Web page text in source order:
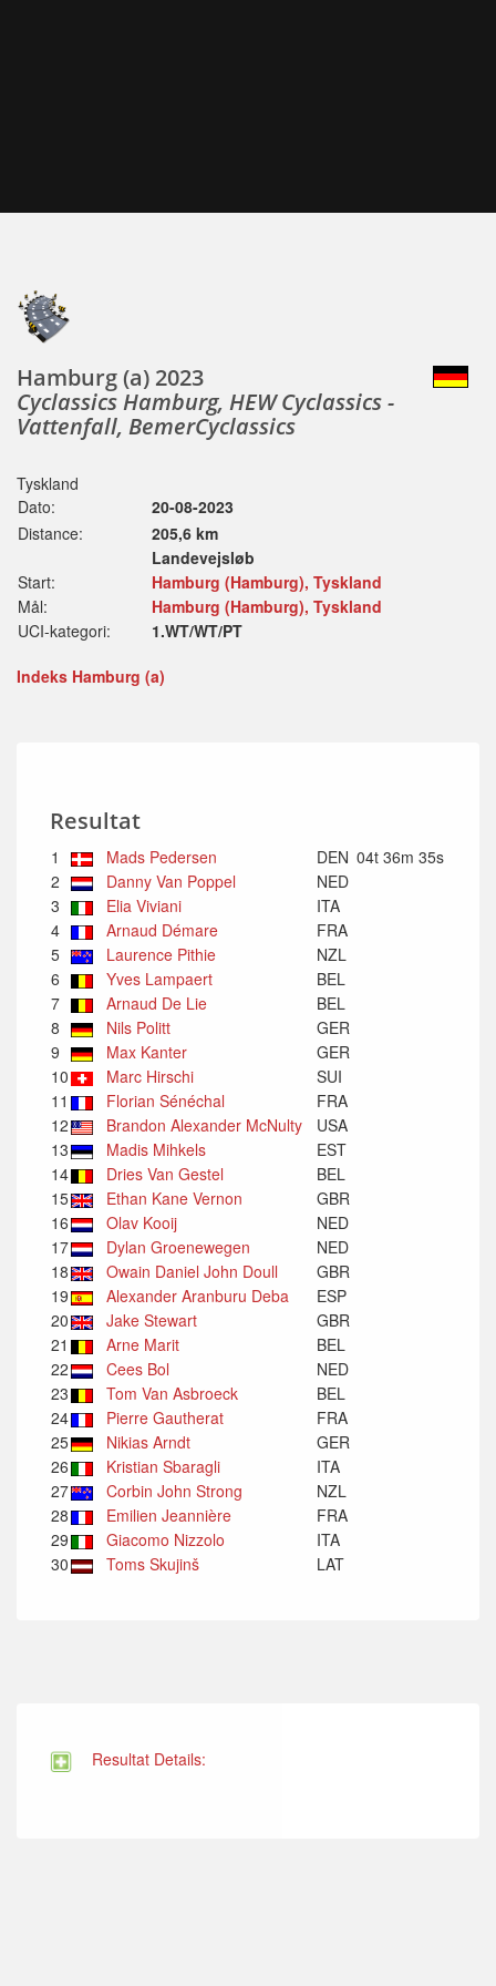
Hamburg (a) 2023
Cyclassics Hamburg, HEW Cyclassics -
Vattenfall, BemerCyclassics
Tyskland
Dato:
20-08-2023
Distance:
205,6 km
Landevejsløb
Start:
Hamburg (Hamburg), Tyskland
Mål:
Hamburg (Hamburg), Tyskland
UCI-kategori:
1.WT/WT/PT
Indeks Hamburg (a)
Resultat
1 Mads Pedersen DEN 04t 36m 35s
2
Danny Van Poppel
NED
3
Elia Viviani
ITA
4
Arnaud Démare
FRA
5
Laurence Pithie
NZL
6
Yves Lampaert
BEL
7
Arnaud De Lie
BEL
8
Nils Politt
GER
9
Max Kanter
GER
10
Marc Hirschi
SUI
11
Florian Sénéchal
FRA
12
Brandon Alexander McNulty
USA
13
Madis Mihkels
EST
14
Dries Van Gestel
BEL
15
Ethan Kane Vernon
GBR
16
Olav Kooij
NED
17
Dylan Groenewegen
NED
18
Owain Daniel John Doull
GBR
19
Alexander Aranburu Deba
ESP
20
Jake Stewart
GBR
21
Arne Marit
BEL
22
Cees Bol
NED
23
Tom Van Asbroeck
BEL
24
Pierre Gautherat
FRA
25
Nikias Arndt
GER
26
Kristian Sbaragli
ITA
27
Corbin John Strong
NZL
28
Emilien Jeannière
FRA
29
Giacomo Nizzolo
ITA
30
Toms Skujinš LAT
Resultat Details: